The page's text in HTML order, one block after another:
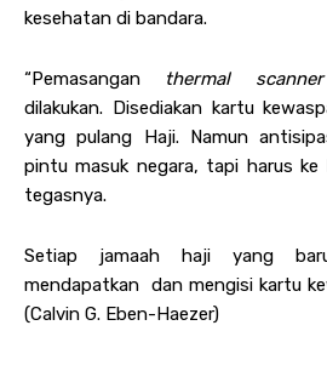
kesehatan di bandara.
“Pemasangan thermal scanner
dilakukan. Disediakan kartu
yang pulang Haji. Namun
pintu masuk negara, tapi harus ke
tegasnya.
Setiap jamaah haji yang
mendapatkan dan mengisi kartu
(Calvin G. Eben-Haezer)